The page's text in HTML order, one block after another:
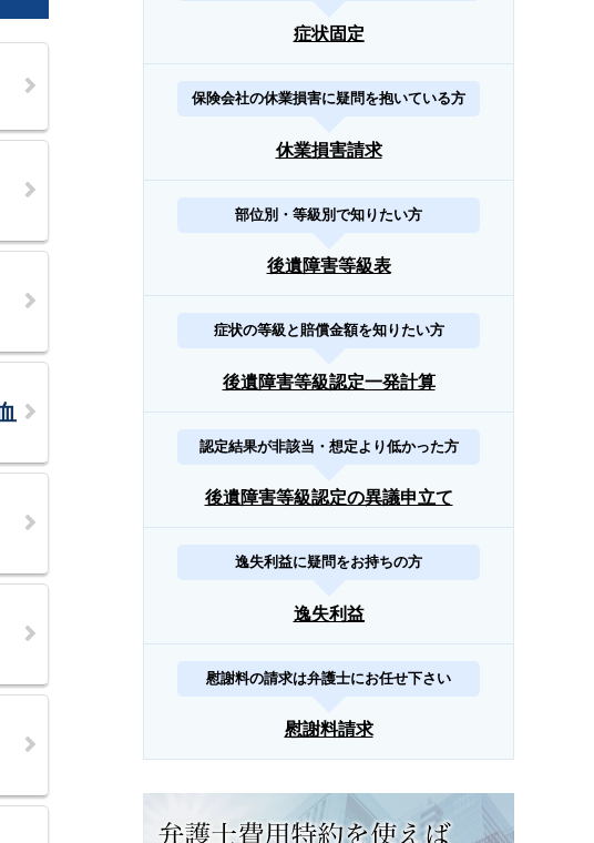
症状固定
保険会社の休業損害に疑問を抱いている方
休業損害請求
部位別・等級別で知りたい方
後遺障害等級表
症状の等級と賠償金額を知りたい方
後遺障害等級認定一発計算
認定結果が非該当・想定より低かった方
後遺障害等級認定の異議申立て
逸失利益に疑問をお持ちの方
逸失利益
慰謝料の請求は弁護士にお任せ下さい
慰謝料請求